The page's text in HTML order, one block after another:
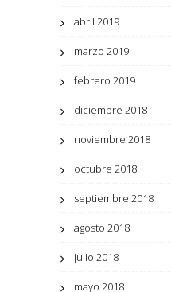
abril 2019
marzo 2019
febrero 2019
diciembre 2018
noviembre 2018
octubre 2018
septiembre 2018
agosto 2018
julio 2018
mayo 2018